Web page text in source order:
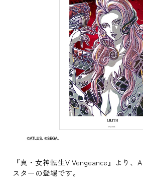
『真・女神転生V Vengeance』より
スターの登場です。